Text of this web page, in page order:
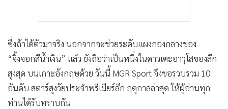
ซึ่งถ้าได้ตัวมาจริง นอกจากจะช่วยระดับแผงกองกลางของ
“จิ้งจอกสีน้ำเงิน” แล้ว ยังถือว่าเป็นหนึ่งในดาวเตะอาวุโสของลีก
สูงสุด บนเกาะอังกฤษด้วย วันนี้ MGR Sport จึงขอรวบรวม 10
อันดับ สตาร์สูงวัยประจำพรีเมียร์ลีก ฤดูกาลล่าสุด ให้ผู้อ่านทุก
ท่านได้รับทราบกัน